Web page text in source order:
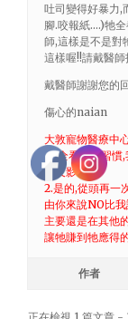
吐司變得好暴力,
腳.咬報紙….)牠
師,這樣是不是對
這樣喔!!請戴醫
戴醫師謝謝您的
傷心的naian
大敦寵物醫療中
別,全看你的習慣
題及影響!!
2.是的,從頭再一
由你來說NO比
主要還是在其他
讓牠賺到牠應得
作者